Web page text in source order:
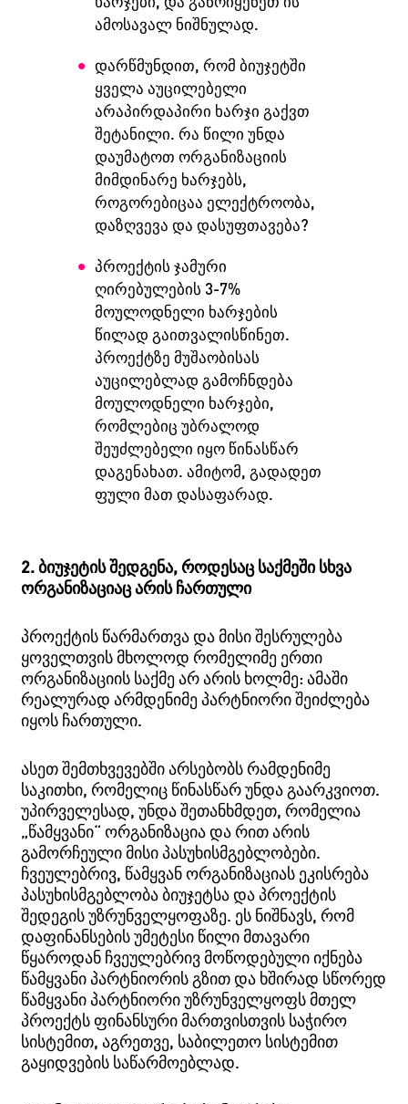
ამოსავალ ნიშნულად.
დარწმუნდით, რომ ბიუჯეტში
ყველა აუცილებელი
არაპირდაპირი ხარჯი გაქვთ
შეტანილი. რა წილი უნდა
დაუმატოთ ორგანიზაციის
მიმდინარე ხარჯებს,
როგორებიცაა ელექტროობა,
დაზღვევა და დასუფთავება?
პროექტის ჯამური
ღირებულების 3-7%
მოულოდნელი ხარჯების
წილად გაითვალისწინეთ.
პროექტზე მუშაობისას
აუცილებლად გამოჩნდება
მოულოდნელი ხარჯები,
რომლებიც უბრალოდ
შეუძლებელი იყო წინასწარ
დაგენახათ. ამიტომ, გადადეთ
ფული მათ დასაფარად.
2. ბიუჯეტის შედგენა, როდესაც საქმეში სხვა
ორგანიზაციაც არის ჩართული
პროექტის წარმართვა და მისი შესრულება
ყოველთვის მხოლოდ რომელიმე ერთი
ორგანიზაციის საქმე არ არის ხოლმე: ამაში
რეალურად არმდენიმე პარტნიორი შეიძლება
იყოს ჩართული.
ასეთ შემთხვევებში არსებობს რამდენიმე
საკითხი, რომელიც წინასწარ უნდა გაარკვიოთ.
უპირველესად, უნდა შეთანხმდეთ, რომელია
„წამყვანი“ ორგანიზაცია და რით არის
გამორჩეული მისი პასუხისმგებლობები.
ჩვეულებრივ, წამყვან ორგანიზაციას ეკისრება
პასუხისმგებლობა ბიუჯეტსა და პროექტის
შედეგის უზრუნველყოფაზე. ეს ნიშნავს, რომ
დაფინანსების უმეტესი წილი მთავარი
წყაროდან ჩვეულებრივ მოწოდებული იქნება
წამყვანი პარტნიორის გზით და ხშირად სწორედ
წამყვანი პარტნიორი უზრუნველყოფს მთელ
პროექტს ფინანსური მართვისთვის საჭირო
სისტემით, აგრეთვე, საბილეთო სისტემით
გაყიდვების საწარმოებლად.­